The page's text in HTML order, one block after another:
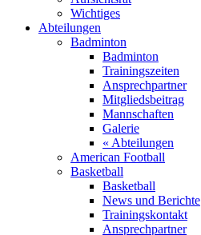
Wichtiges
Abteilungen
Badminton
Badminton
Trainingszeiten
Ansprechpartner
Mitgliedsbeitrag
Mannschaften
Galerie
« Abteilungen
American Football
Basketball
Basketball
News und Berichte
Trainingskontakt
Ansprechpartner